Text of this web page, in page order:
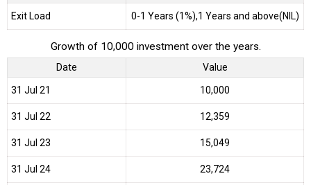
Exit Load 0-1 Years (1%),1 Years and above(NIL)
Growth of 10,000 investment over the years.
Date Value
31 Jul 21 ₹10,000
31 Jul 22 ₹12,359
31 Jul 23 ₹15,049
31 Jul 24 ₹23,724